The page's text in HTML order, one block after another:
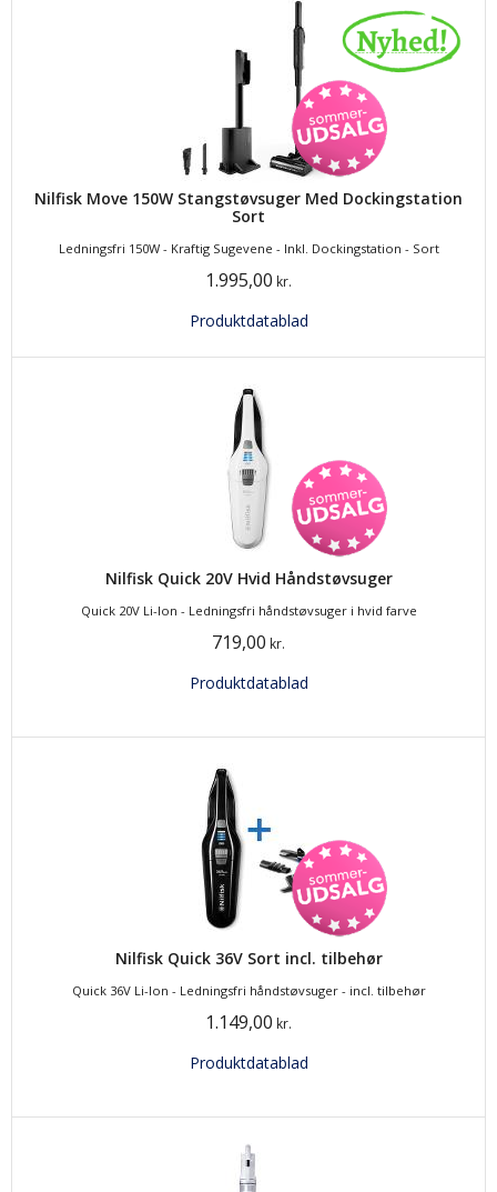
Nilfisk Move 150W Stangstøvsuger Med Dockingstation
Sort
Ledningsfri 150W - Kraftig Sugevene - Inkl. Dockingstation - Sort
1.995,00 kr.
Produktdatablad
Nilfisk Quick 20V Hvid Håndstøvsuger
Quick 20V Li-Ion - Ledningsfri håndstøvsuger i hvid farve
719,00 kr.
Produktdatablad
Nilfisk Quick 36V Sort incl. tilbehør
Quick 36V Li-Ion - Ledningsfri håndstøvsuger - incl. tilbehør
1.149,00 kr.
Produktdatablad